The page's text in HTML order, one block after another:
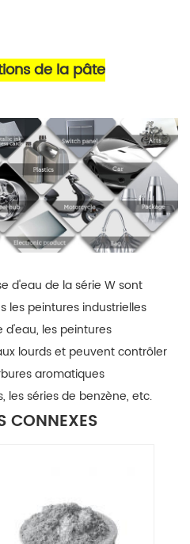
de la pâte
d'eau de la série W sont
les peintures industrielles
d'eau, les peintures
lourds et peuvent contrôler
aromatiques
les séries de benzène, etc.
CONNEXES